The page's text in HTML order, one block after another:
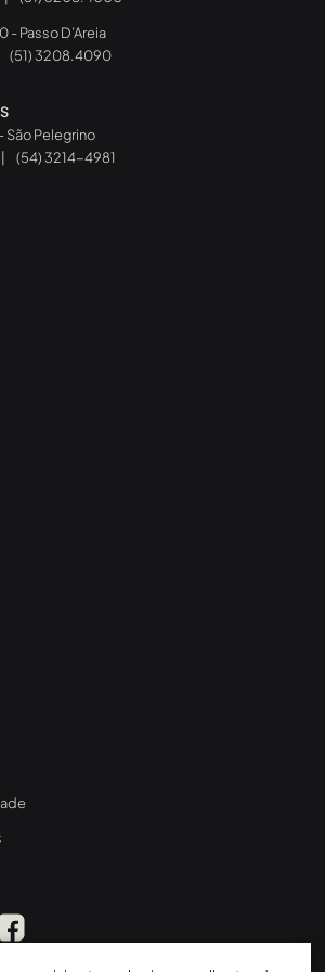
- Passo D’Areia
(51) 3208.4090
São Pelegrino
(54) 3214-4981